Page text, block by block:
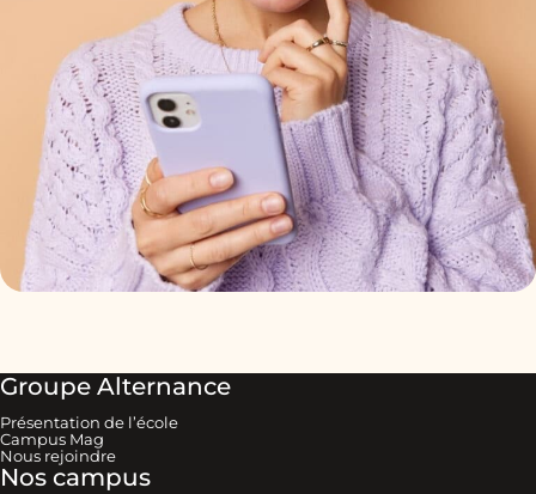
Groupe Alternance
Présentation de l’école
Campus Mag
Nous rejoindre
Nos campus